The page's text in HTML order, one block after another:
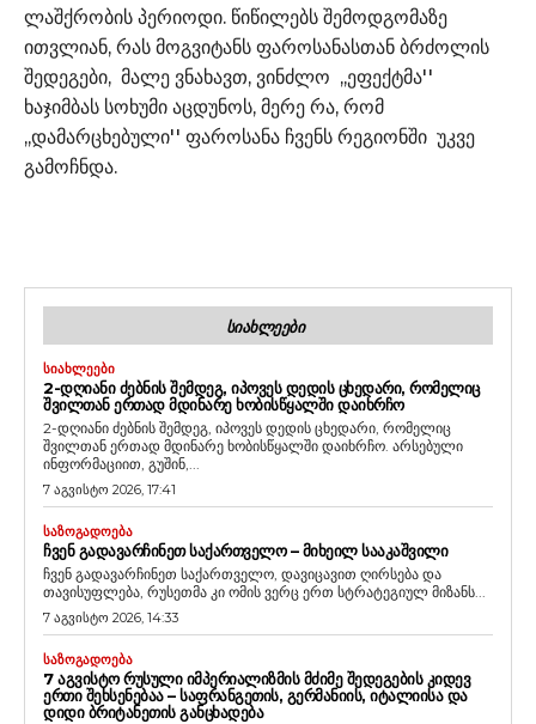
ლაშქრობის პერიოდი. წიწილებს შემოდგომაზე
ითვლიან, რას მოგვიტანს ფაროსანასთან ბრძოლის
შედეგები, მალე ვნახავთ, ვინძლო ,,ეფექტმა''
ხაჯიმბას სოხუმი აცდუნოს, მერე რა, რომ
,,დამარცხებული'' ფაროსანა ჩვენს რეგიონში უკვე
გამოჩნდა.
ᲡᲘᲐᲮᲚᲔᲔᲑᲘ
ᲡᲘᲐᲮᲚᲔᲔᲑᲘ
2-ᲓᲦᲘᲐᲜᲘ ᲫᲔᲑᲜᲘᲡ ᲨᲔᲛᲓᲔᲒ, ᲘᲞᲝᲕᲔᲡ ᲓᲔᲓᲘᲡ ᲪᲮᲔᲓᲐᲠᲘ, ᲠᲝᲛᲔᲚᲘᲪ
ᲨᲕᲘᲚᲗᲐᲜ ᲔᲠᲗᲐᲓ ᲛᲓᲘᲜᲐᲠᲔ ᲮᲝᲑᲘᲡᲬᲧᲐᲚᲨᲘ ᲓᲐᲘᲮᲠᲩᲝ
2-დღიანი ძებნის შემდეგ, იპოვეს დედის ცხედარი, რომელიც
შვილთან ერთად მდინარე ხობისწყალში დაიხრჩო. არსებული
ინფორმაციით, გუშინ,...
7 აგვისტო 2026, 17:41
ᲡᲐᲖᲝᲒᲐᲓᲝᲔᲑᲐ
ᲩᲕᲔᲜ ᲒᲐᲓᲐᲕᲐᲠᲩᲘᲜᲔᲗ ᲡᲐᲥᲐᲠᲗᲕᲔᲚᲝ – ᲛᲘᲮᲔᲘᲚ ᲡᲐᲐᲙᲐᲨᲕᲘᲚᲘ
ჩვენ გადავარჩინეთ საქართველო, დავიცავით ღირსება და
თავისუფლება, რუსეთმა კი ომის ვერც ერთ სტრატეგიულ მიზანს...
7 აგვისტო 2026, 14:33
ᲡᲐᲖᲝᲒᲐᲓᲝᲔᲑᲐ
7 ᲐᲒᲕᲘᲡᲢᲝ ᲠᲣᲡᲣᲚᲘ ᲘᲛᲞᲔᲠᲘᲐᲚᲘᲖᲛᲘᲡ ᲛᲫᲘᲛᲔ ᲨᲔᲓᲔᲒᲔᲑᲘᲡ ᲙᲘᲓᲔᲕ
ᲔᲠᲗᲘ ᲨᲔᲮᲡᲔᲜᲔᲑᲐᲐ – ᲡᲐᲤᲠᲐᲜᲒᲔᲗᲘᲡ, ᲒᲔᲠᲛᲐᲜᲘᲘᲡ, ᲘᲢᲐᲚᲘᲘᲡᲐ ᲓᲐ
ᲓᲘᲓᲘ ᲑᲠᲘᲢᲐᲜᲔᲗᲘᲡ ᲒᲐᲜᲪᲮᲐᲓᲔᲑᲐ